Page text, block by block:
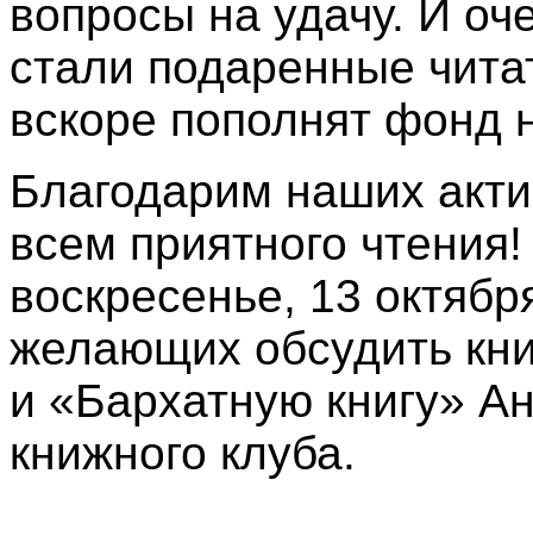
вопросы на удачу. И
стали подаренные
вскоре пополнят фонд
Благодарим наших
всем приятного
воскресенье, 13
желающих обсудить
и «Бархатную книгу»
книжного клуба.